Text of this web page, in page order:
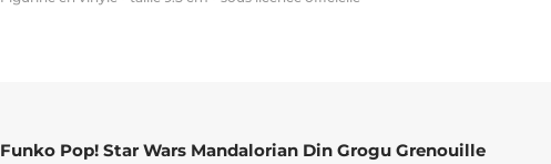
Funko Pop! Star Wars Mandalorian Din Grogu Grenouille